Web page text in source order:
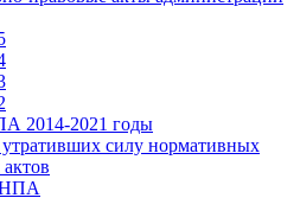
2014-2021 годы
силу нормативных
НПА